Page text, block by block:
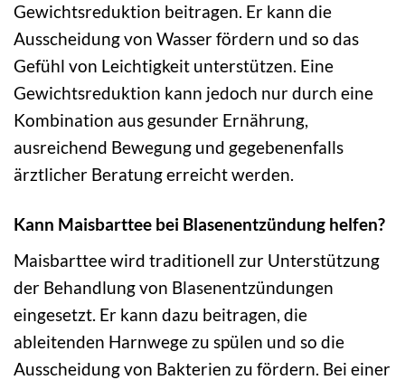
Gewichtsreduktion beitragen. Er kann die
Ausscheidung von Wasser fördern und so das
Gefühl von Leichtigkeit unterstützen. Eine
Gewichtsreduktion kann jedoch nur durch eine
Kombination aus gesunder Ernährung,
ausreichend Bewegung und gegebenenfalls
ärztlicher Beratung erreicht werden.
Kann Maisbarttee bei Blasenentzündung helfen?
Maisbarttee wird traditionell zur Unterstützung
der Behandlung von Blasenentzündungen
eingesetzt. Er kann dazu beitragen, die
ableitenden Harnwege zu spülen und so die
Ausscheidung von Bakterien zu fördern. Bei einer